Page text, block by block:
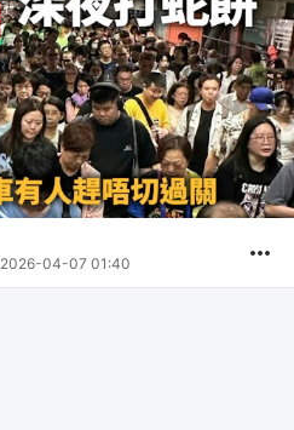
2026-04-07 01:40